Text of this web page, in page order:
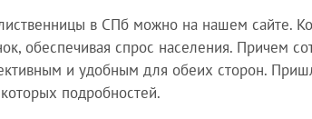
в СПб можно на нашем сайте.
обеспечивая спрос населения. Причем
и удобным для обеих сторон.
подробностей.